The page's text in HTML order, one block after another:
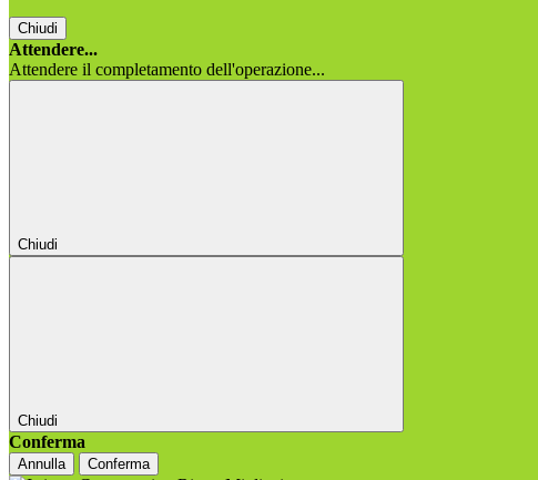
Chiudi
Attendere...
Attendere il completamento dell'operazione...
Chiudi
Chiudi
Conferma
Annulla Conferma